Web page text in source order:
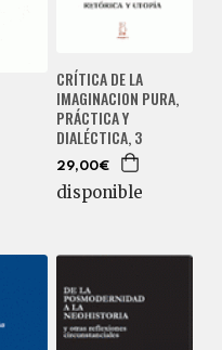
CRÍTICA DE LA
IMAGINACION PURA,
PRÁCTICA Y
DIALÉCTICA, 3
29,00€
disponible